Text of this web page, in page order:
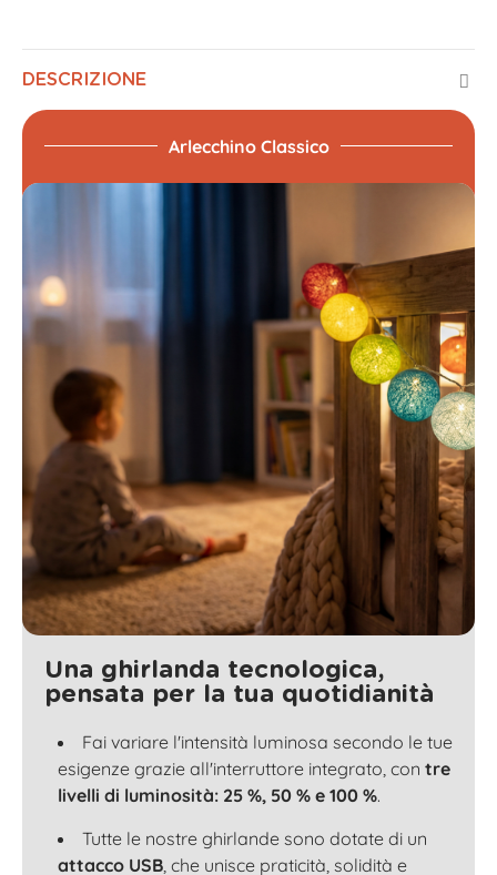
DESCRIZIONE
Arlecchino Classico
Una ghirlanda tecnologica,
pensata per la tua quotidianità
Fai variare l'intensità luminosa secondo le tue
esigenze grazie all'interruttore integrato, con tre
livelli di luminosità: 25 %, 50 % e 100 %.
Tutte le nostre ghirlande sono dotate di un
attacco USB , che unisce praticità, solidità e